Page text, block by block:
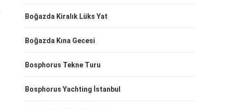
Boğazda Kiralık Lüks Yat
Boğazda Kına Gecesi
Bosphorus Tekne Turu
Bosphorus Yachting İstanbul